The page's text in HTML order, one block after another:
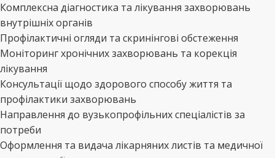
Комплексна діагностика та лікування захворювань
внутрішніх органів
Профілактичні огляди та скринінгові обстеження
Моніторинг хронічних захворювань та корекція
лікування
Консультації щодо здорового способу життя та
профілактики захворювань
Направлення до вузькопрофільних спеціалістів за
потреби
Оформлення та видача лікарняних листів та медичної